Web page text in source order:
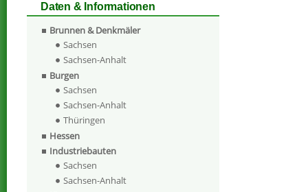
Daten & Informationen
Brunnen & Denkmäler
Sachsen
Sachsen-Anhalt
Burgen
Sachsen
Sachsen-Anhalt
Thüringen
Hessen
Industriebauten
Sachsen
Sachsen-Anhalt